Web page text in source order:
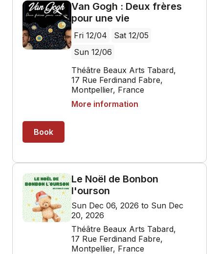
Van Gogh : Deux frères
pour une vie
Fri 12/04
Sat 12/05
Sun 12/06
Théâtre Beaux Arts Tabard,
17 Rue Ferdinand Fabre,
Montpellier, France
More information
Book
Le Noël de Bonbon
l'ourson
Sun Dec 06, 2026 to Sun Dec
20, 2026
Théâtre Beaux Arts Tabard,
17 Rue Ferdinand Fabre,
Montpellier, France